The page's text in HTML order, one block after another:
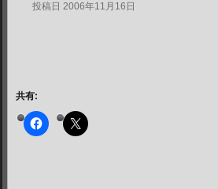
投稿日 2006年11月16日
共有: